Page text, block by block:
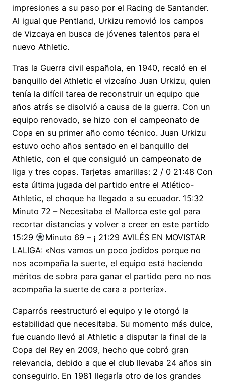
impresiones a su paso por el Racing de Santander.
Al igual que Pentland, Urkizu removió los campos
de Vizcaya en busca de jóvenes talentos para el
nuevo Athletic.
Tras la Guerra civil española, en 1940, recaló en el
banquillo del Athletic el vizcaíno Juan Urkizu, quien
tenía la difícil tarea de reconstruir un equipo que
años atrás se disolvió a causa de la guerra. Con un
equipo renovado, se hizo con el campeonato de
Copa en su primer año como técnico. Juan Urkizu
estuvo ocho años sentado en el banquillo del
Athletic, con el que consiguió un campeonato de
liga y tres copas. Tarjetas amarillas: 2 / 0 21:48 Con
esta última jugada del partido entre el Atlético-
Athletic, el choque ha llegado a su ecuador. 15:32
Minuto 72 – Necesitaba el Mallorca este gol para
recortar distancias y volver a creer en este partido
15:29
Minuto 69 – ¡ 21:29 AVILÉS EN MOVISTAR
LALIGA: «Nos vamos un poco jodidos porque no
nos acompaña la suerte, el equipo está haciendo
méritos de sobra para ganar el partido pero no nos
acompaña la suerte de cara a portería».
Caparrós reestructuró el equipo y le otorgó la
estabilidad que necesitaba. Su momento más dulce,
fue cuando llevó al Athletic a disputar la final de la
Copa del Rey en 2009, hecho que cobró gran
relevancia, debido a que el club llevaba 24 años sin
conseguirlo. En 1981 llegaría otro de los grandes